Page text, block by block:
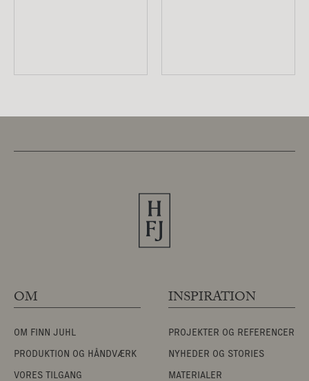
OM
OM FINN JUHL
PRODUKTION OG HÅNDVÆRK
VORES TILGANG
INSPIRATION
PROJEKTER OG REFERENCER
NYHEDER OG STORIES
MATERIALER